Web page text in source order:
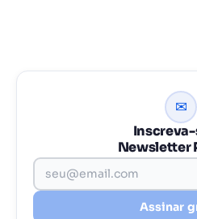
✉
Inscreva-
Newsletter
Assinar